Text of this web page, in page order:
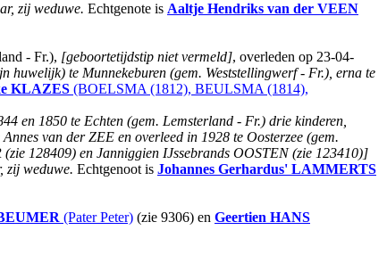
zij weduwe. Echtgenote is Aaltje Hendriks van der VEEN
- Fr.), [geboortetijdstip niet vermeld], overleden op 23-04-
huwelijk) te Munnekeburen (gem. Weststellingwerf - Fr.), erna te
KLAZES (BOELSMA (1812), BEULSMA (1814),
en 1850 te Echten (gem. Lemsterland - Fr.) drie kinderen,
van der ZEE en overleed in 1928 te Oosterzee (gem.
128409) en Janniggien IJssebrands OOSTEN (zie 123410)]
zij weduwe. Echtgenoot is Johannes Gerhardus' LAMMERTS
(Pater Peter) (zie 9306) en Geertien HANS